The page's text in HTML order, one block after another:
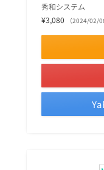
秀和システム
¥3,080
（2024/02/